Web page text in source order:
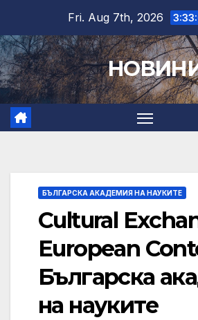
content
Fri. Aug 7th, 2026
БЪЛГАРСКА АКАДЕМИЯ НА НАУКИТЕ
Cultural
European
Българска
на науките